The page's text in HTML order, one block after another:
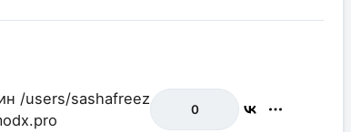
/users/sashafreez
0